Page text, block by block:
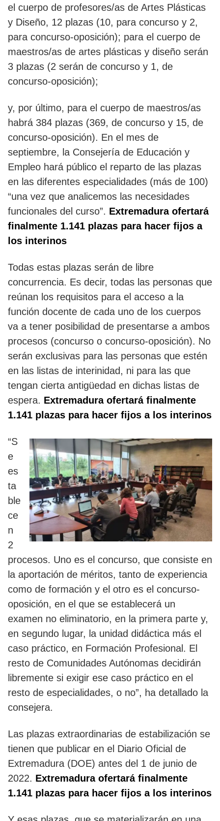
el cuerpo de profesores/as de Artes Plásticas
y Diseño, 12 plazas (10, para concurso y 2,
para concurso-oposición); para el cuerpo de
maestros/as de artes plásticas y diseño serán
3 plazas (2 serán de concurso y 1, de
concurso-oposición);
y, por último, para el cuerpo de maestros/as
habrá 384 plazas (369, de concurso y 15, de
concurso-oposición). En el mes de
septiembre, la Consejería de Educación y
Empleo hará público el reparto de las plazas
en las diferentes especialidades (más de 100)
“una vez que analicemos las necesidades
funcionales del curso”. Extremadura ofertará
finalmente 1.141 plazas para hacer fijos a
los interinos
Todas estas plazas serán de libre
concurrencia. Es decir, todas las personas que
reúnan los requisitos para el acceso a la
función docente de cada uno de los cuerpos
va a tener posibilidad de presentarse a ambos
procesos (concurso o concurso-oposición). No
serán exclusivas para las personas que estén
en las listas de interinidad, ni para las que
tengan cierta antigüedad en dichas listas de
espera. Extremadura ofertará finalmente
1.141 plazas para hacer fijos a los interinos
“S
e
es
ta
ble
ce
n
2
procesos. Uno es el concurso, que consiste en
la aportación de méritos, tanto de experiencia
como de formación y el otro es el concurso-
oposición, en el que se establecerá un
examen no eliminatorio, en la primera parte y,
en segundo lugar, la unidad didáctica más el
caso práctico, en Formación Profesional. El
resto de Comunidades Autónomas decidirán
libremente si exigir ese caso práctico en el
resto de especialidades, o no”, ha detallado la
consejera.
Las plazas extraordinarias de estabilización se
tienen que publicar en el Diario Oficial de
Extremadura (DOE) antes del 1 de junio de
2022. Extremadura ofertará finalmente
1.141 plazas para hacer fijos a los interinos